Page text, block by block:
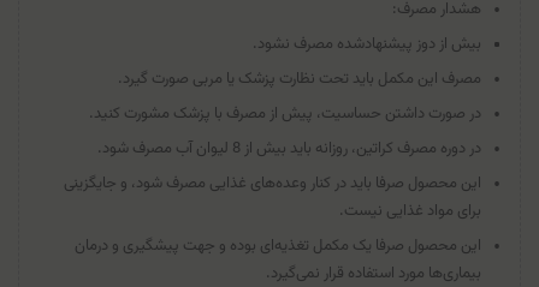
هشدار مصرف:
بیش از دوز پیشنهادشده مصرف نشود.
مصرف این مکمل باید تحت نظارت پزشک یا مربی صورت گیرد.
در صورت داشتن حساسیت، پیش از مصرف با پزشک مشورت کنید.
در دوره مصرف کراتین، روزانه باید بیش از 8 لیوان آب مصرف شود.
این محصول صرفا باید در کنار وعده‌های غذایی مصرف شود، و جایگزینی
برای مواد غذایی نیست.
این محصول صرفا یک مکمل تغذیه‌ای بوده و جهت پیشگیری و درمان
بیماری‌ها مورد استفاده قرار نمی‌گیرد.